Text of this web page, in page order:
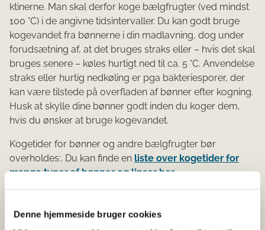
Denne hjemmeside bruger cookies
ktinerne.​ ​Man skal derfor koge bælgfrugter (ved mindst
100 °C) i de angivne tidsintervaller. ​​Du kan godt bruge
kogevandet fra bønnerne i din madlavning, dog under
forudsætning af, at det bruges straks eller – hvis det skal
bruges senere – køles hurtigt ned til ca. 5 °C. Anvendelse
straks eller hurtig nedkøling er pga bakteriesporer, der
kan være tilstede på overfladen af bønner efter kogning.
Husk at skylle dine bønner godt inden du koger dem,
hvis du ønsker at bruge kogevandet.​
Kogetider for bø​nner og andre bælgfrugter bør
overholdes:​. Du kan finde en liste over kogetider for
mange typer af bønner og linser her.
Kikærtemel og falafelfars